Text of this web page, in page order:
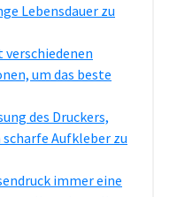
Lebensdauer zu
um das beste
des Druckers,
Aufkleber zu
immer eine